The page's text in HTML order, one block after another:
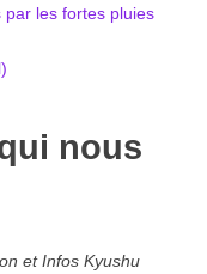
par les fortes pluies
nous
et Infos Kyushu